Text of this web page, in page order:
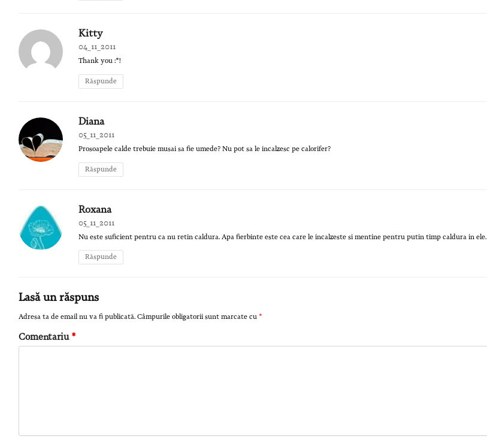
Kitty
04_11_2011
Thank you :*!
Răspunde
Diana
05_11_2011
Prosoapele calde trebuie musai sa fie umede? Nu pot sa le incalzesc pe calorifer?
Răspunde
Roxana
05_11_2011
Nu este suficient pentru ca nu retin caldura. Apa fierbinte este cea care le incalzeste si mentine pentru putin timp caldura in ele.
Răspunde
Lasă un răspuns
Adresa ta de email nu va fi publicată. Câmpurile obligatorii sunt marcate cu *
Comentariu *